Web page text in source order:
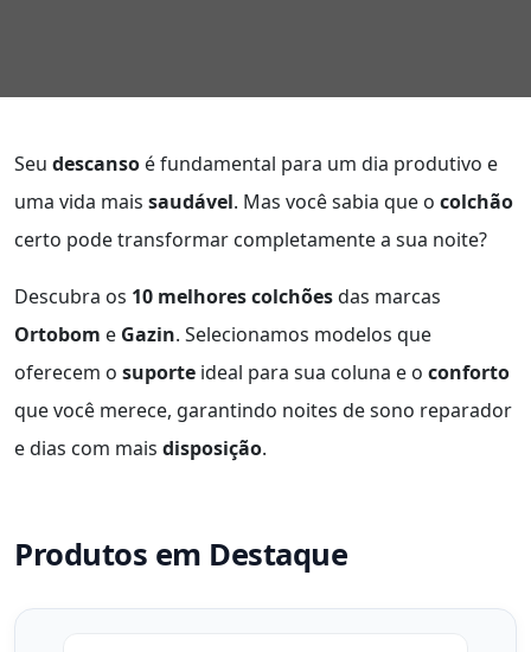
Seu descanso é fundamental para um dia produtivo e
uma vida mais saudável. Mas você sabia que o colchão
certo pode transformar completamente a sua noite?
Descubra os 10 melhores colchõesdas marcas
Ortobom e Gazin. Selecionamos modelos que
oferecem o suporte ideal para sua coluna e o conforto
que você merece, garantindo noites de sono reparador
e dias com mais disposição.
Produtos em Destaque